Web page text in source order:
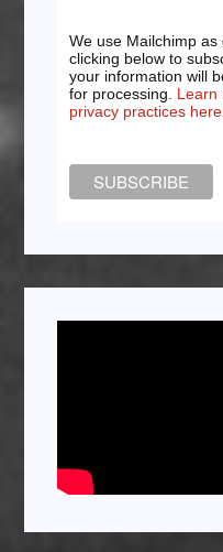
We use Mailchimp
clicking below to
your information will
for processing. Learn
privacy practices here.